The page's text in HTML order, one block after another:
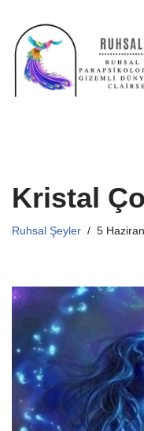
İçeriğe
geç
Kristal
Ruhsal Şeyler 5